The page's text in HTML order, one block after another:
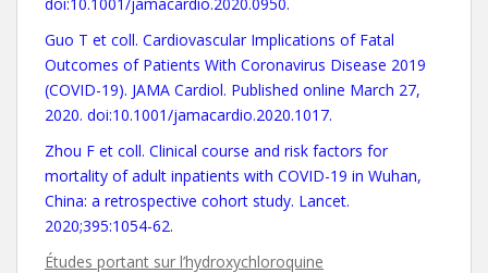
Guo T et coll. Cardiovascular Implications of Fatal
Outcomes of Patients With Coronavirus Disease 2019
(COVID-19). JAMA Cardiol. Published online March 27,
2020. doi:10.1001/jamacardio.2020.1017.
Zhou F et coll. Clinical course and risk factors for
mortality of adult inpatients with COVID-19 in Wuhan,
China: a retrospective cohort study. Lancet.
2020;395:1054-62.
Études portant sur l’hydroxychloroquine